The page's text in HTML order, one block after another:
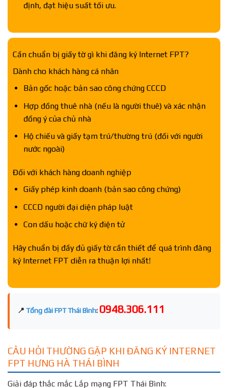
định, đạt hiệu suất tối ưu.
Cần chuẩn bị giấy tờ gì khi đăng ký Internet FPT?
Dành cho khách hàng cá nhân
Bản gốc hoặc bản sao công chứng CCCD
Hợp đồng thuê nhà (nếu là người thuê) và xác nhận
đồng ý của chủ nhà
Hộ chiếu và giấy tạm trú/thường trú (đối với người
nước ngoài)
Đối với khách hàng doanh nghiệp
Giấy phép kinh doanh (bản sao công chứng)
CCCD người đại diện pháp luật
Con dấu hoặc chữ ký điện tử
Hãy chuẩn bị đầy đủ giấy tờ cần thiết để quá trình đăng
ký Internet FPT diễn ra thuận lợi nhất!
📍 Tổng đài FPT Thái Bình: 0948.306.111
CÂU HỎI THƯỜNG GẶP KHI ĐĂNG KÝ INTERNET
FPT HƯNG HÀ THÁI BÌNH
Giải đáp thắc mắc Lắp mạng FPT Thái Bình: